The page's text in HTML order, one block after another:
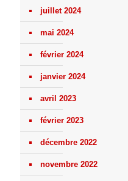
juillet 2024
mai 2024
février 2024
janvier 2024
avril 2023
février 2023
décembre 2022
novembre 2022